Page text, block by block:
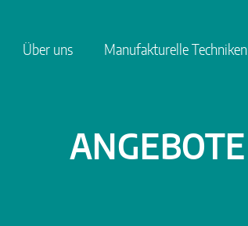
Über uns Manufakturelle Techniken
ANGEBOTE